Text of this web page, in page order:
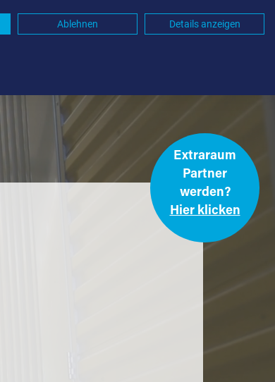
Extraraum
Partner
werden?
Hier klicken
Ablehnen Details anzeigen